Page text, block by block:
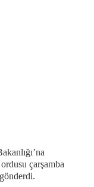
çarşamba